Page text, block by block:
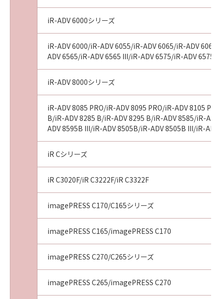
iR-ADV 6000シリーズ
iR-ADV 6000/iR-ADV 6055/iR-ADV 6065/iR-ADV
ADV 6565/iR-ADV 6565 III/iR-ADV 6575/iR-ADV 6575
iR-ADV 8000シリーズ
iR-ADV 8085 PRO/iR-ADV 8095 PRO/iR-ADV 8105
B/iR-ADV 8285 B/iR-ADV 8295 B/iR-ADV 8585/iR-
ADV 8595B III/iR-ADV 8505B/iR-ADV 8505B III/iR-
iR Cシリーズ
iR C3020F/iR C3222F/iR C3322F
imagePRESS C170/C165シリーズ
imagePRESS C165/imagePRESS C170
imagePRESS C270/C265シリーズ
imagePRESS C265/imagePRESS C270